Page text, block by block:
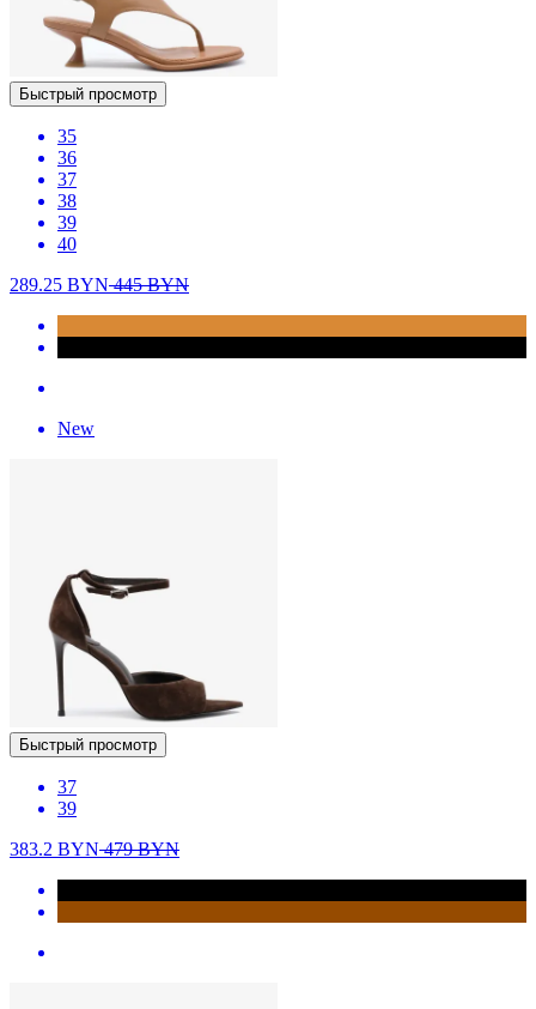
Быстрый просмотр
35
36
37
38
39
40
289.25 BYN445BYN
New
Быстрый просмотр
37
39
383.2 BYN479BYN